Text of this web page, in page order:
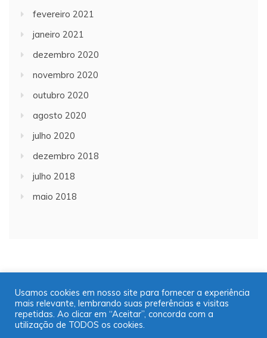
fevereiro 2021
janeiro 2021
dezembro 2020
novembro 2020
outubro 2020
agosto 2020
julho 2020
dezembro 2018
julho 2018
maio 2018
Copyright © 2001/2021 | JT Jornal A Trombeta | 16
99725-9952
Usamos cookies em nosso site para fornecer a experiência
mais relevante, lembrando suas preferências e visitas
repetidas. Ao clicar em “Aceitar”, concorda com a
utilização de TODOS os cookies.